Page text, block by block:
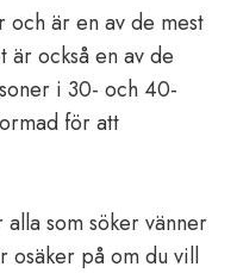
och är en av de mest
också en av de
i 30- och 40-
för att
som söker vänner
osäker på om du vill